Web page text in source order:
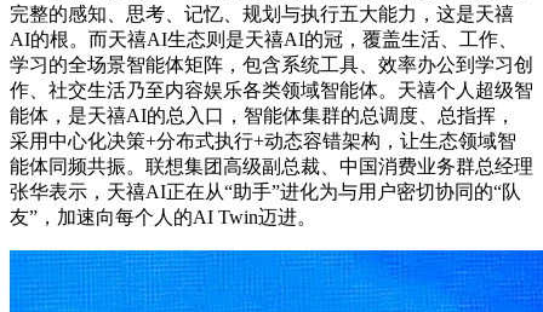
完整的感知、思考、记忆、规划与执行五大能力，这是天禧
AI的根。而天禧AI生态则是天禧AI的冠，覆盖生活、工作、
学习的全场景智能体矩阵，包含系统工具、效率办公到学习创
作、社交生活乃至内容娱乐各类领域智能体。天禧个人超级智
能体，是天禧AI的总入口，智能体集群的总调度、总指挥，
采用中心化决策+分布式执行+动态容错架构，让生态领域智
能体同频共振。联想集团高级副总裁、中国消费业务群总经理
张华表示，天禧AI正在从“助手”进化为与用户密切协同的“队
友”，加速向每个人的AI Twin迈进。